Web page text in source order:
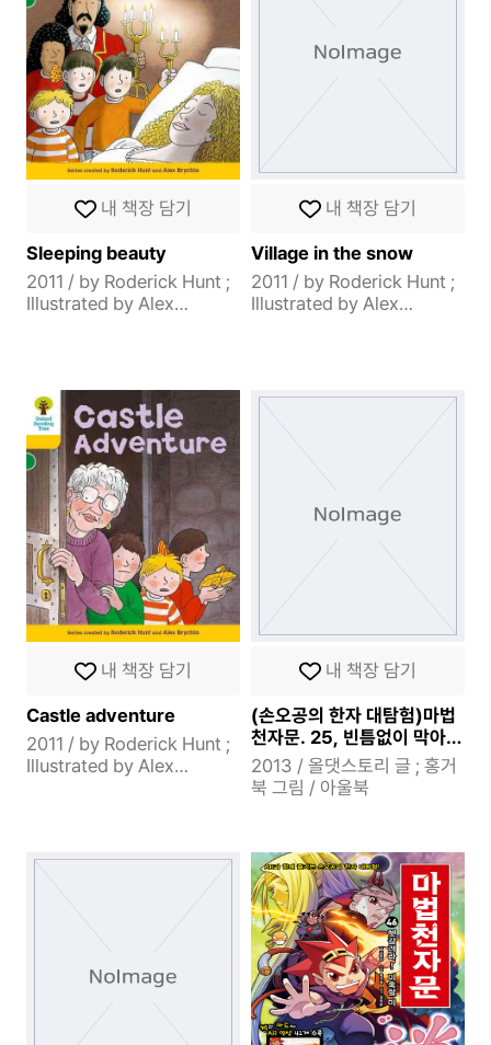
내 책장 담기
Sleeping beauty
2011 / by Roderick Hunt ;
Illustrated by Alex
내 책장 담기
Village in the snow
2011 / by Roderick Hunt ;
Illustrated by Alex
내 책장 담기
Castle adventure
2011 / by Roderick Hunt ;
Illustrated by Alex
내 책장 담기
(손오공의 한자 대탐험)마법
천자문. 25, 빈틈없이 막아
라! 방패 순(盾)
2013 / 올댓스토리 글 ; 홍거
북 그림 / 아울북